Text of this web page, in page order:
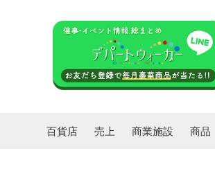
百貨店 売上 商業施設 商品